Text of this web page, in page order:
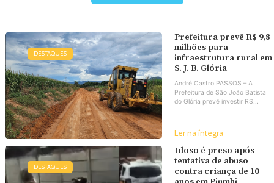
DESTAQUES
Prefeitura prevê R$ 9,8
milhões para
infraestrutura rural em
S. J. B. Glória
André Castro PASSOS – A
Prefeitura de São João Batista
do Glória prevê investir R$...
Ler na íntegra
DESTAQUES
Idoso é preso após
tentativa de abuso
contra criança de 10